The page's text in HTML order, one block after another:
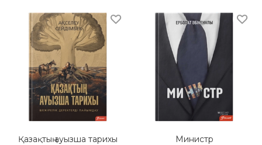
Қазақтың ауызша тарихы Министр